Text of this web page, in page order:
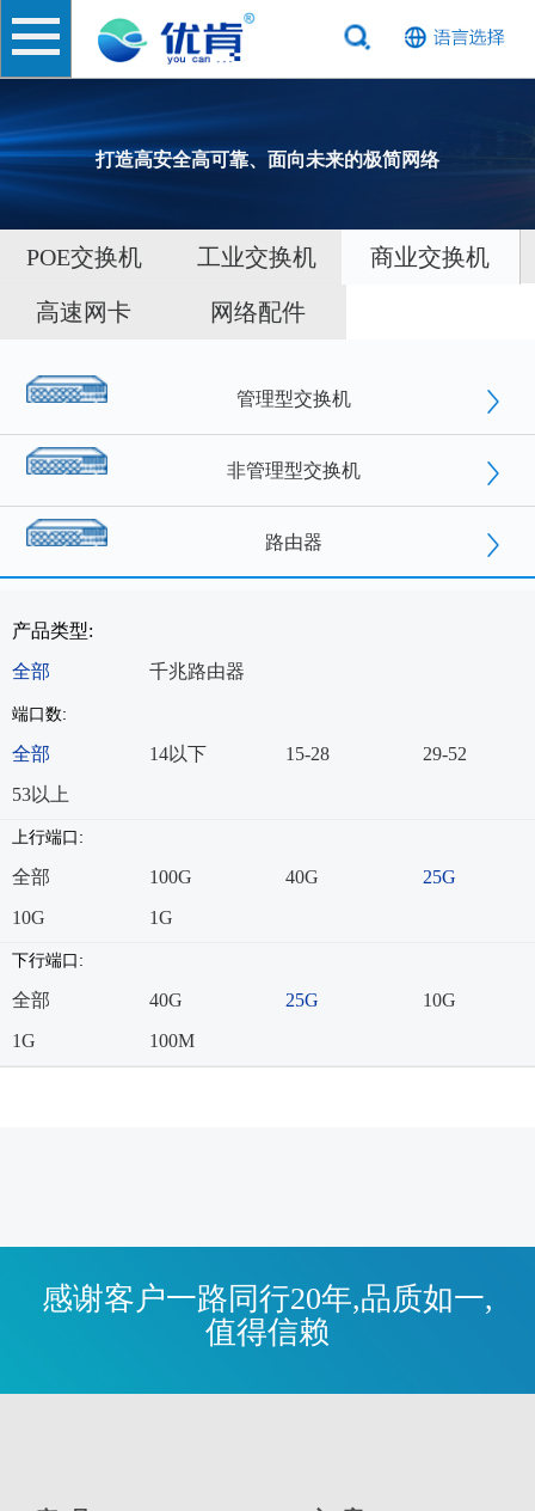
打造高安全高可靠、面向未来的极简网络
POE交换机 工业交换机 商业交换机
高速网卡 网络配件
管理型交换机
非管理型交换机
路由器
产品类型:
全部
千兆路由器
端口数:
全部 14以下 15-28
29-52
53以上
上行端口:
全部 100G 40G
25G
10G
1G
下行端口:
全部 40G 25G
10G
1G
100M
感谢客户一路同行20年,品质如一,
值得信赖